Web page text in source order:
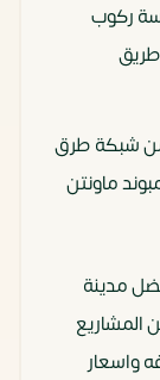
ركوب
شبكة طرق
ماونتن
مدينة
المشاريع
واسعار